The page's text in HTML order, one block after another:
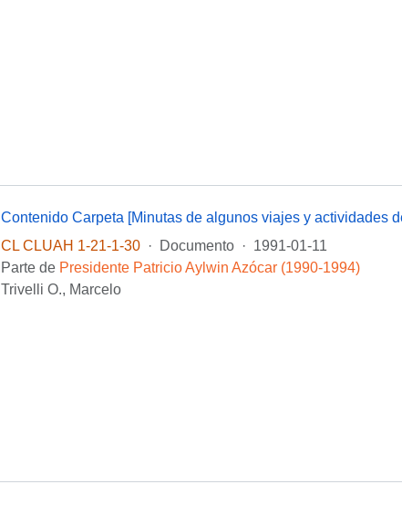
CL CLUAH 1-21-1-30
· Documento · 1991-01-11
Parte de Presidente Patricio Aylwin Azócar (1990-1994)
Trivelli O., Marcelo